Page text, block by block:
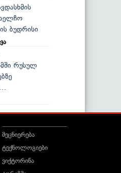
ბუდრისი
რუსულ
მეცნიერება
ტექნოლოგიები
ვიქტორინა